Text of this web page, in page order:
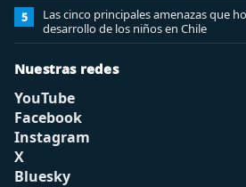
5
Las cinco principales amenazas que
desarrollo de los niños en Chile
Nuestras redes
YouTube
Facebook
Instagram
X
Bluesky